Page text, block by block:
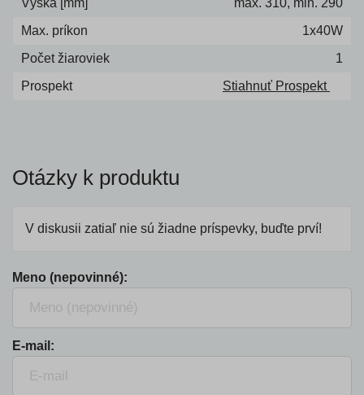
Výška [mm]
max. 310, min. 290
Max. príkon
1x40W
Počet žiaroviek
1
Prospekt
Stiahnuť Prospekt
Otázky k produktu
V diskusii zatiaľ nie sú žiadne príspevky, buďte prví!
Meno (nepovinné):
E-mail: